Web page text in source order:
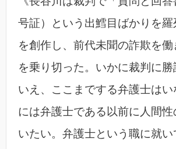
号証）という出鱈目ばかりを
を創作し、前代未聞の詐欺を働
を乗り切った。いかに裁判に
いえ、ここまでする弁護士はい
には弁護士である以前に人間
いたい。弁護士という職に就